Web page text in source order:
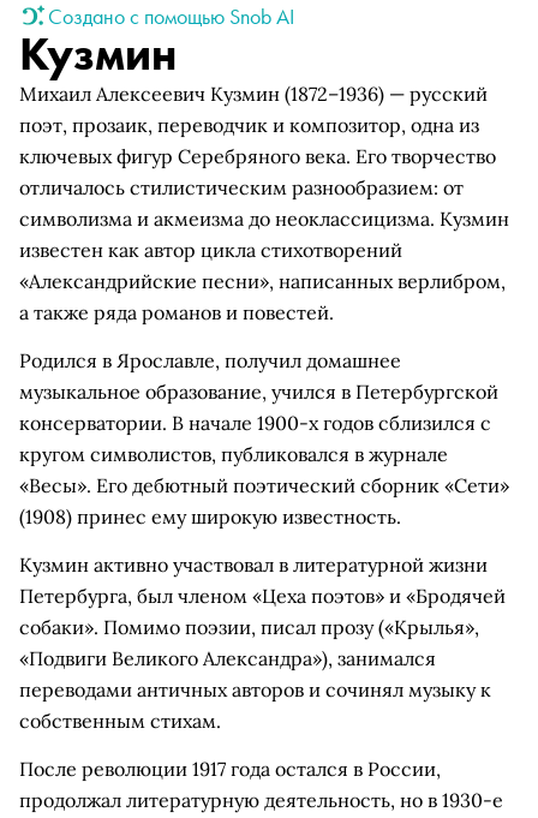
Создано с помощью Snob AI
Кузмин
Михаил Алексеевич Кузмин (1872–1936) — русский
поэт, прозаик, переводчик и композитор, одна из
ключевых фигур Серебряного века. Его творчество
отличалось стилистическим разнообразием: от
символизма и акмеизма до неоклассицизма. Кузмин
известен как автор цикла стихотворений
«Александрийские песни», написанных верлибром,
а также ряда романов и повестей.
Родился в Ярославле, получил домашнее
музыкальное образование, учился в Петербургской
консерватории. В начале 1900-х годов сблизился с
кругом символистов, публиковался в журнале
«Весы». Его дебютный поэтический сборник «Сети»
(1908) принес ему широкую известность.
Кузмин активно участвовал в литературной жизни
Петербурга, был членом «Цеха поэтов» и «Бродячей
собаки». Помимо поэзии, писал прозу («Крылья»,
«Подвиги Великого Александра»), занимался
переводами античных авторов и сочинял музыку к
собственным стихам.
После революции 1917 года остался в России,
продолжал литературную деятельность, но в 1930-е